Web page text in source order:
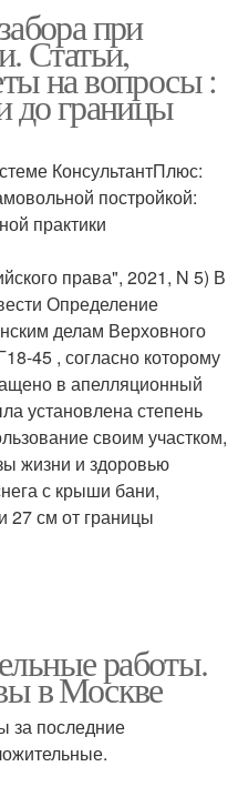
при
Статьи,
на вопросы :
до границы
КонсультантПлюс:
постройкой:
практики
права", 2021, N 5) В
Определение
делам Верховного
45 , согласно которому
в апелляционный
установлена степень
своим участком,
жизни и здоровью
с крыши бани,
27 см от границы
работы.
в Москве
за последние